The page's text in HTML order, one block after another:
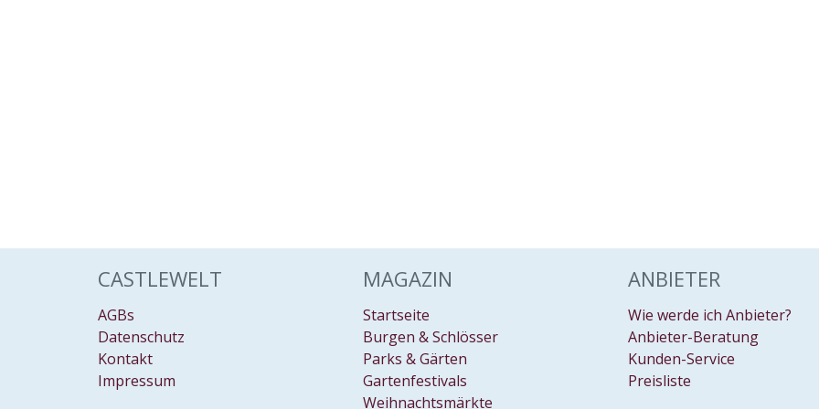
CASTLEWELT
AGBs
Datenschutz
Kontakt
Impressum
MAGAZIN
Startseite
Burgen & Schlösser
Parks & Gärten
Gartenfestivals
Weihnachtsmärkte
ANBIETER
Wie werde ich Anbieter?
Anbieter-Beratung
Kunden-Service
Preisliste